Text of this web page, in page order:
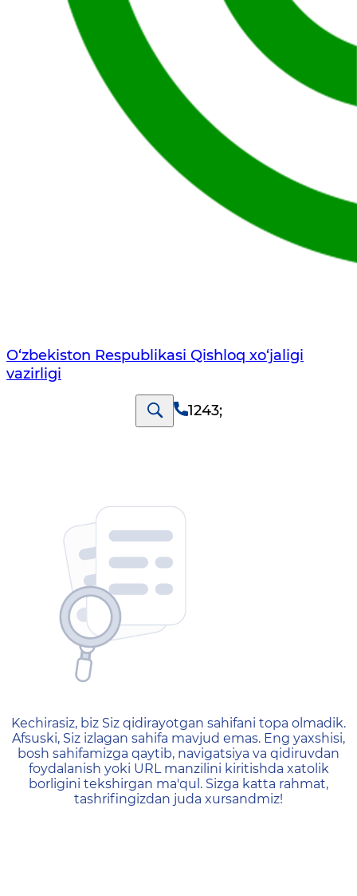
O‘zbekiston Respublikasi Qishloq хo‘jаligi
vаzirligi
1243;
404 — Страница не
Kechirasiz, biz Siz qidirayotgan sahifani topa olmadik.
Afsuski, Siz izlagan sahifa mavjud emas. Eng yaxshisi,
bosh sahifamizga qaytib, navigatsiya va qidiruvdan
foydalanish yoki URL manzilini kiritishda xatolik
borligini tekshirgan ma'qul. Sizga katta rahmat,
tashrifingizdan juda xursandmiz!